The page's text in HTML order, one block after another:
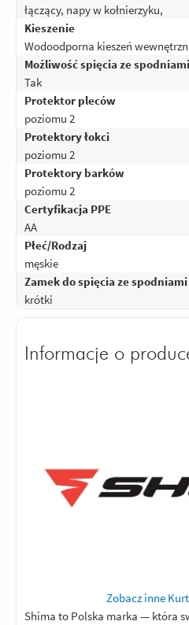
łączący, napy w kołnierzyku,
Kieszenie
Wodoodporna kieszeń
Możliwość spięcia ze spodniami
Tak
Protektor pleców
poziomu 2
Protektory łokci
poziomu 2
Protektory barków
poziomu 2
Certyfikacja PPE
AA
Płeć/Rodzaj
męskie
Zamek do spięcia ze spodniami
krótki
Informacje o
Zobacz inne
Shima to Polska marka — która